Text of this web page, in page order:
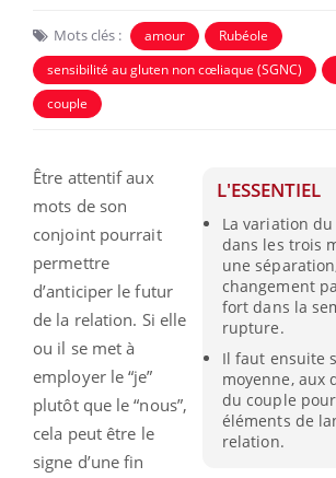
Mots clés : amour
Rubéole
sensibilité au gluten non cœliaque (SGNC)
couple
L'ESSENTIEL
La variation du
dans les trois
une
changement
fort dans la
rupture.
Il faut ensuite
moyenne, aux
du couple
éléments de
relation.
Être attentif aux
mots de son
conjoint pourrait
permettre
d’anticiper le futur
de la relation. Si elle
ou il se met à
employer le “je”
plutôt que le “nous”,
cela peut être le
signe d’une fin